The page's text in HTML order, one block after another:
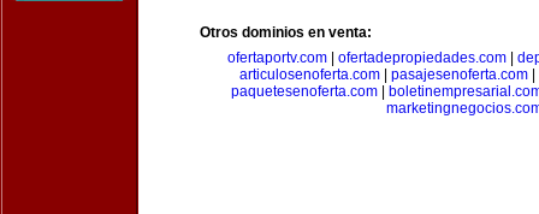
Otros dominios en venta:
ofertaportv.com
ofertadepropiedades.com
articulosenoferta.com
pasajesenoferta.com
paquetesenoferta.com|